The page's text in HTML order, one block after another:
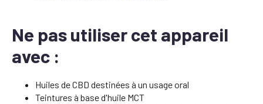
Ne pas utiliser cet appareil
avec :
Huiles de CBD destinées à un usage oral
Teintures à base d'huile MCT